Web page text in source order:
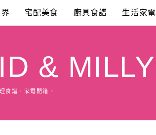
宅配美食 廚具食譜 生活家電
& MILLY
食譜。家電開箱。